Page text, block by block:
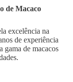
de Macaco
excelência na
de experiência
gama de macacos